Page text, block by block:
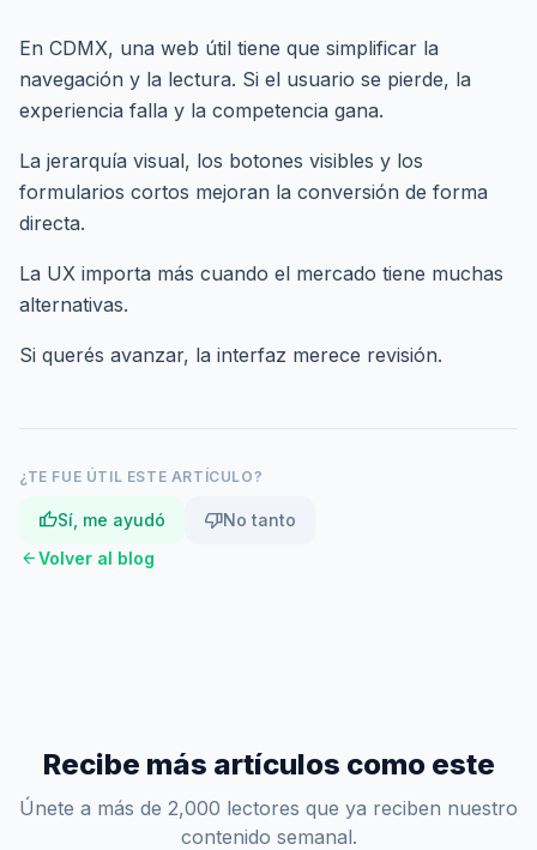
En CDMX, una web útil tiene que simplificar la
navegación y la lectura. Si el usuario se pierde, la
experiencia falla y la competencia gana.
La jerarquía visual, los botones visibles y los
formularios cortos mejoran la conversión de forma
directa.
La UX importa más cuando el mercado tiene muchas
alternativas.
Si querés avanzar, la interfaz merece revisión.
¿TE FUE ÚTIL ESTE ARTÍCULO?
thumb_upSí, me ayudó thumb_downNo tanto
arrow_backVolver al blog
Recibe más artículos como este
Únete a más de 2,000 lectores que ya reciben nuestro
contenido semanal.